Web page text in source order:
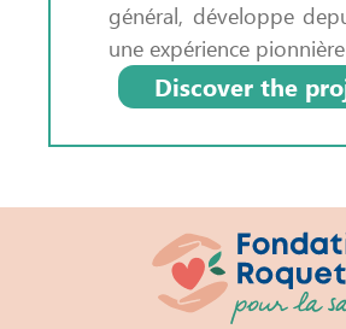
général, développe
une expérience pionnière
Discover the